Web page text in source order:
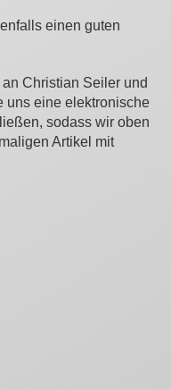
einen guten
Christian Seiler und
uns eine elektronische
sodass wir oben
Artikel mit